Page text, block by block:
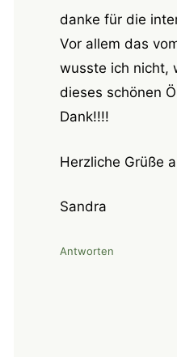
danke für die
Vor allem das
wusste ich nicht,
dieses schönen
Dank!!!!
Herzliche Grüße
Sandra
Antworten